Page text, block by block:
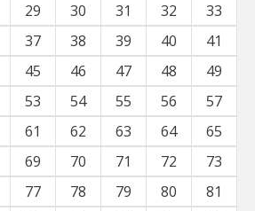
29 30 31 32
33
37 38 39 40
41
45 46 47 48
49
53 54 55 56
57
61 62 63 64
65
69 70 71 72
73
77 78 79 80
81